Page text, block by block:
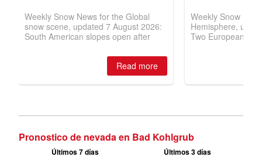
Pronostico de nevada en Bad Kohlgrub
Últimos 7 días Últimos 3 días